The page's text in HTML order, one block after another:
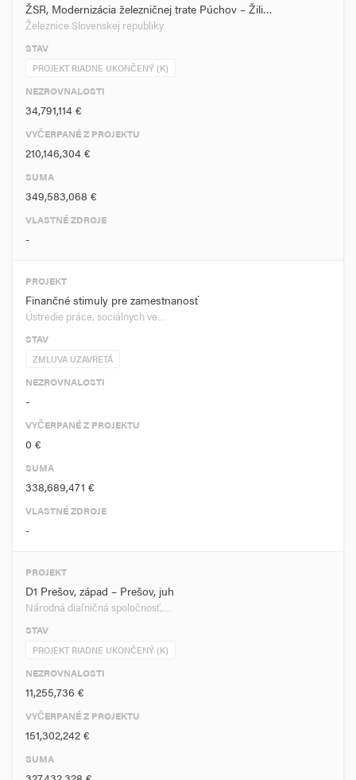
ŽSR, Modernizácia železničnej trate Púchov – Žili…
Železnice Slovenskej republiky
STAV
PROJEKT RIADNE UKONČENÝ (K)
NEZROVNALOSTI
34,791,114 €
VYČERPANÉ Z PROJEKTU
210,146,304 €
SUMA
349,583,068 €
VLASTNÉ ZDROJE
-
PROJEKT
Finančné stimuly pre zamestnanosť
Ústredie práce, sociálnych ve…
STAV
ZMLUVA UZAVRETÁ
NEZROVNALOSTI
-
VYČERPANÉ Z PROJEKTU
0 €
SUMA
338,689,471 €
VLASTNÉ ZDROJE
-
PROJEKT
D1 Prešov, západ – Prešov, juh
Národná diaľničná spoločnosť,…
STAV
PROJEKT RIADNE UKONČENÝ (K)
NEZROVNALOSTI
11,255,736 €
VYČERPANÉ Z PROJEKTU
151,302,242 €
SUMA